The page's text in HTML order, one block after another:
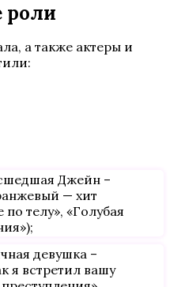
роли
а также актеры и
Джейн –
— хит
по телу», «Голубая
девушка –
я встретил вашу